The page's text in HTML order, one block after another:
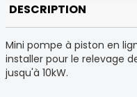
DESCRIPTION
Mini pompe à piston en
installer pour le relevage
jusqu'à 10kW.